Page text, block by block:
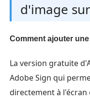
d'image
Comment ajouter
La version gratuite
Adobe Sign qui
directement à